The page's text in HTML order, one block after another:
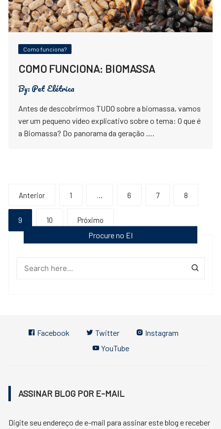
Como funciona?
COMO FUNCIONA: BIOMASSA
By:Pet Elétrica
Antes de descobrirmos TUDO sobre a biomassa, vamos
ver um pequeno vídeo explicativo sobre o tema: O que é
a Biomassa? Do panorama da geração ….
Paginação
de
posts
Anterior 1 … 6 7 8
9 10 Próximo
Procure no EI
Facebook Twitter
Instagram
YouTube
ASSINAR BLOG POR E-MAIL
Digite seu endereço de e-mail para assinar este blog e receber